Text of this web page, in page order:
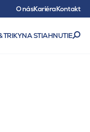
O násKariéraKontakt
TRIKYNA STIAHNUTIE